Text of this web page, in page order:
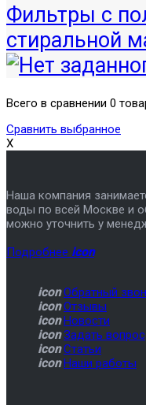
Фильтры с
стиральной
Всего в сравнении 0
Сравнить выбранное
X
Наша компания
воды по всей Москве и
можно уточнить у
Подробнее icon
icon Обратный
icon Отзывы
icon Новости
icon Задать вопрос
icon Статьи
icon Наши работы